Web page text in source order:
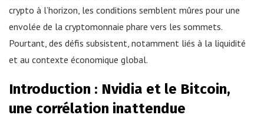
crypto à l’horizon, les conditions semblent mûres pour une
envolée de la cryptomonnaie phare vers les sommets.
Pourtant, des défis subsistent, notamment liés à la liquidité
et au contexte économique global.
Introduction : Nvidia et le Bitcoin,
une corrélation inattendue